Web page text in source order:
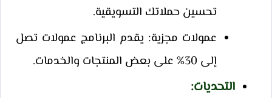
تحسين حملاتك التسويقية.
عمولات مجزية: يقدم البرنامج عمولات تصل
إلى 30% على بعض المنتجات والخدمات.
التحديات: